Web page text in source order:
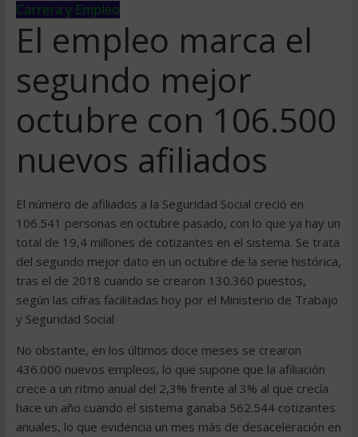
Carrera y Empleo
El empleo marca el
segundo mejor
octubre con 106.500
nuevos afiliados
El número de afiliados a la Seguridad Social creció en
106.541 personas en octubre pasado, con lo que ya hay un
total de 19,4 millones de cotizantes en el sistema. Se trata
del segundo mejor dato en un octubre de la serie histórica,
tras el de 2018 cuando se crearon 130.360 puestos,
según las cifras facilitadas hoy por el Ministerio de Trabajo
y Seguridad Social
No obstante, en los últimos doce meses se crearon
436.000 nuevos empleos, lo que supone que la afiliación
crece a un ritmo anual del 2,3% frente al 3% al que crecía
hace un año cuando el sistema ganaba 562.544 cotizantes
anuales, lo que evidencia un mes más de desaceleración en